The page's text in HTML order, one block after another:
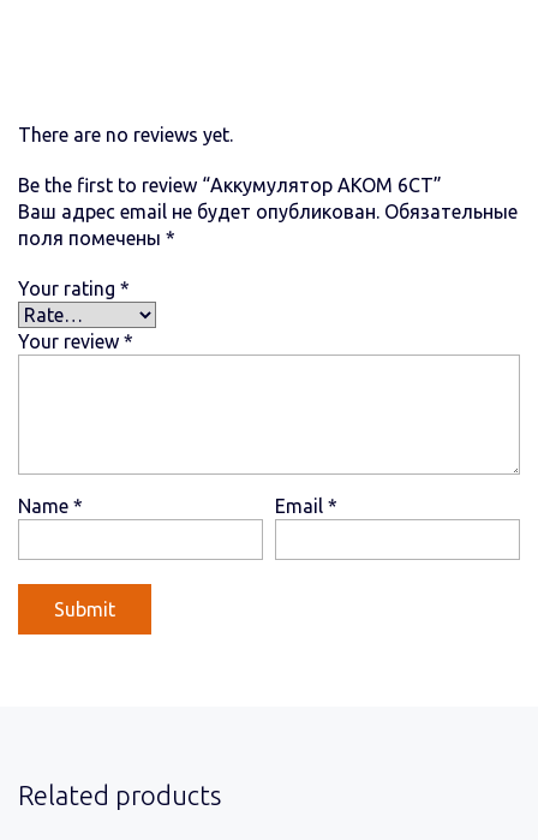
There are no reviews yet.
Be the first to review “Аккумулятор AКОМ 6СТ”
Ваш адрес email не будет опубликован. Обязательные
поля помечены *
Your rating *
Your review *
Name * Email *
Related products